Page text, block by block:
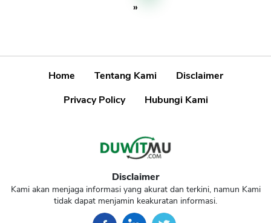
»
Home Tentang Kami
Disclaimer
Privacy Policy
Hubungi Kami
Disclaimer
Kami akan menjaga informasi yang akurat dan terkini, namun Kami
tidak dapat menjamin keakuratan informasi.